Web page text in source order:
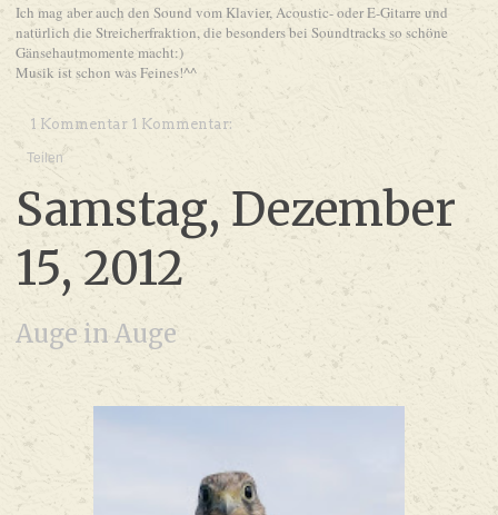
Ich mag aber auch den Sound vom Klavier, Acoustic- oder E-Gitarre und
natürlich die Streicherfraktion, die besonders bei Soundtracks so schöne
Gänsehautmomente macht:)
Musik ist schon was Feines!^^
1 Kommentar 1 Kommentar:
Teilen
Samstag, Dezember
15, 2012
Auge in Auge